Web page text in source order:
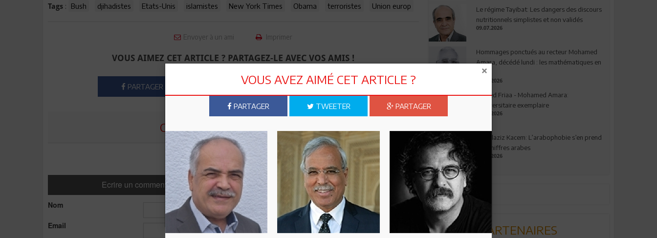
Tags : Bush djihadistes Etats-Unis islamistes New York Times Obama terroristes Union europ
Envoyer à un ami Imprimer
VOUS AIMEZ CET ARTICLE ? PARTAGEZ-LE AVEC VOS AMIS !
PARTAGER TWEETER ABONNEZ-VOUS
COMMENTER CET ARTICLE
Commentaires
Ecrire un commentaire Commenter
Nom
Email
Le régime Tayibat: Les dangers des discours
nutritionnels simplistes et non validés
09.07.2026
Hommages ponctués au recteur Mohamed
Amara, décédé lundi : les mathématiques en
deuil
03.08.2026
Ahmed Friaa - Mohamed Amara:
l’Universitaire exemplaire
04.08.2026
Abdelaziz Kacem: L’arabophobie s’en prend
aux chiffres arabes
09.07.2026
PARTENAIRES
VOUS AVEZ AIMÉ CET ARTICLE ?
PARTAGER TWEETER PARTAGER